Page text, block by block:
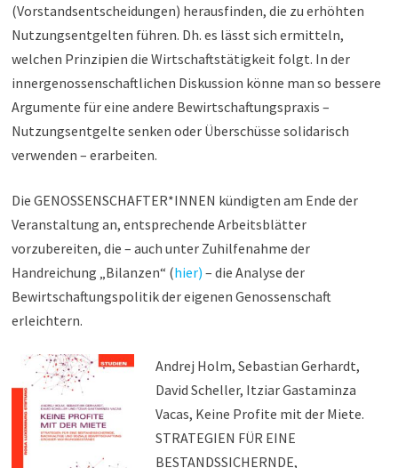
(Vorstandsentscheidungen) herausfinden, die zu erhöhten
Nutzungsentgelten führen. Dh. es lässt sich ermitteln,
welchen Prinzipien die Wirtschaftstätigkeit folgt. In der
innergenossenschaftlichen Diskussion könne man so bessere
Argumente für eine andere Bewirtschaftungspraxis –
Nutzungsentgelte senken oder Überschüsse solidarisch
verwenden – erarbeiten.
Die GENOSSENSCHAFTER*INNEN kündigten am Ende der
Veranstaltung an, entsprechende Arbeitsblätter
vorzubereiten, die – auch unter Zuhilfenahme der
Handreichung „Bilanzen“ (hier) – die Analyse der
Bewirtschaftungspolitik der eigenen Genossenschaft
erleichtern.
Andrej Holm, Sebastian Gerhardt,
David Scheller, Itziar Gastaminza
Vacas, Keine Profite mit der Miete.
STRATEGIEN FÜR EINE
BESTANDSSICHERNDE,